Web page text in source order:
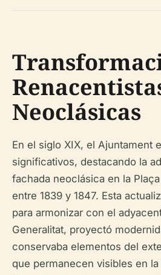
Neoclásicas
En el siglo XIX, el Ajuntament
significativos, destacando la
fachada neoclásica en la
entre 1839 y 1847. Esta
para armonizar con el
Generalitat, proyectó
conservaba elementos del
que permanecen visibles en